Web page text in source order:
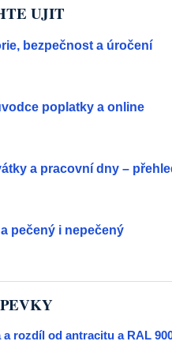
UJIT
bezpečnost a úročení
poplatky a online
a pracovní dny –
pečený i nepečený
a rozdíl od antracitu a RAL